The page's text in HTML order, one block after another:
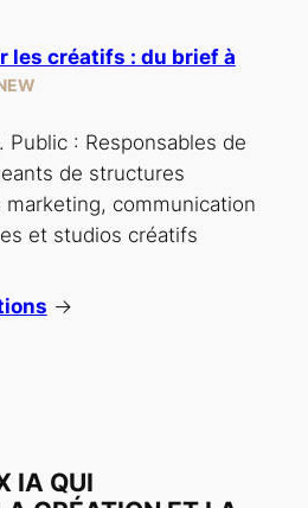
les créatifs : du brief à
Public : Responsables de
de structures
communication
et studios créatifs
→
IA QUI